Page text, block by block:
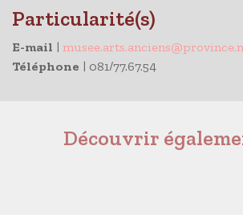
Particularité(s)
E-mail |
Téléphone | 081/77.67.54
Découvrir